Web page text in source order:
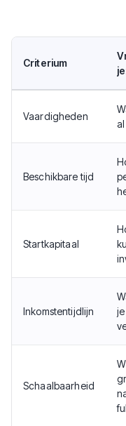
Criterium
Vaardigheden
Beschikbare tijd
Startkapitaal
Inkomstentijdlijn
je
Schaalbaarheid